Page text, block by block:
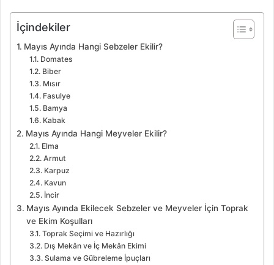
İçindekiler
Mayıs Ayında Hangi Sebzeler Ekilir?
Domates
Biber
Mısır
Fasulye
Bamya
Kabak
Mayıs Ayında Hangi Meyveler Ekilir?
Elma
Armut
Karpuz
Kavun
İncir
Mayıs Ayında Ekilecek Sebzeler ve Meyveler İçin Toprak
ve Ekim Koşulları
Toprak Seçimi ve Hazırlığı
Dış Mekân ve İç Mekân Ekimi
Sulama ve Gübreleme İpuçları